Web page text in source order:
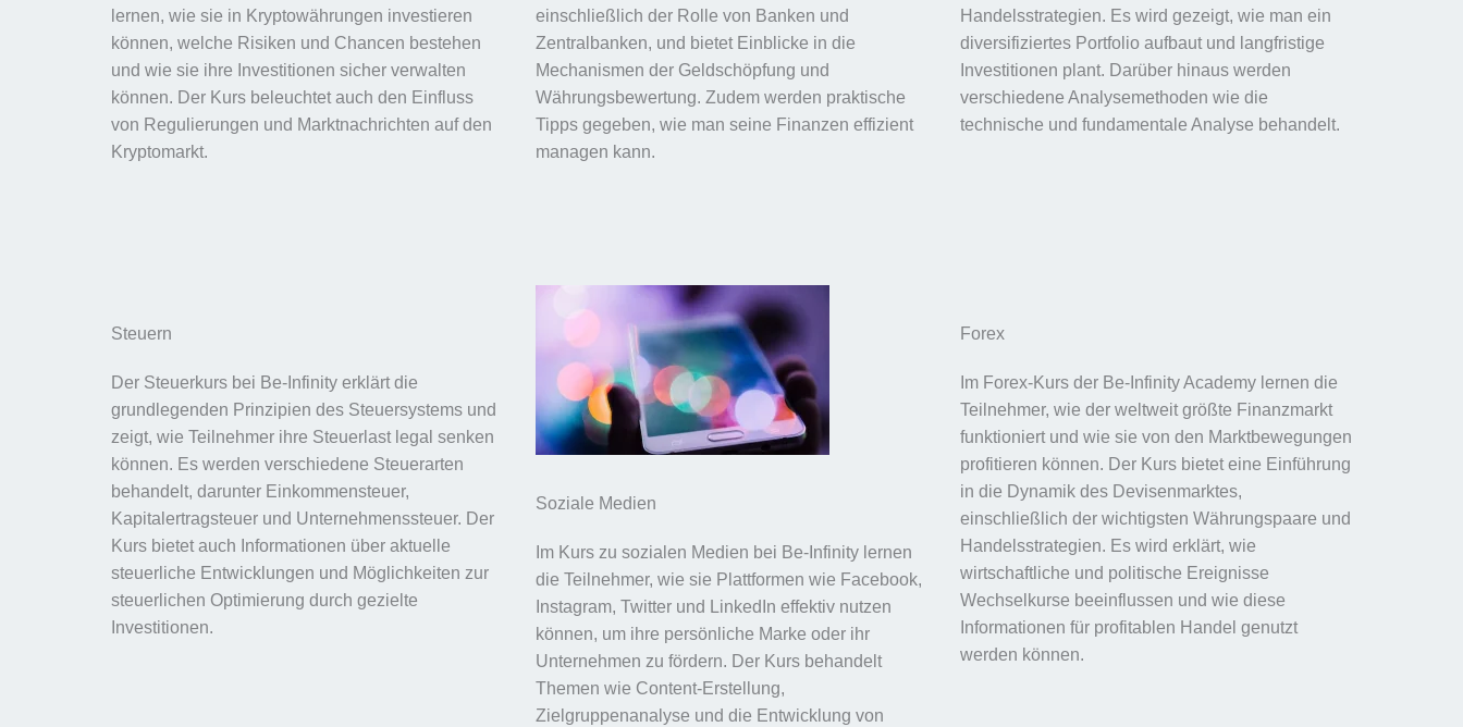
lernen, wie sie in Kryptowährungen investieren
können, welche Risiken und Chancen bestehen
und wie sie ihre Investitionen sicher verwalten
können. Der Kurs beleuchtet auch den Einfluss
von Regulierungen und Marktnachrichten auf den
Kryptomarkt.
einschließlich der Rolle von Banken und
Zentralbanken, und bietet Einblicke in die
Mechanismen der Geldschöpfung und
Währungsbewertung. Zudem werden praktische
Tipps gegeben, wie man seine Finanzen effizient
managen kann.
Handelsstrategien. Es wird gezeigt, wie man ein
diversifiziertes Portfolio aufbaut und langfristige
Investitionen plant. Darüber hinaus werden
verschiedene Analysemethoden wie die
technische und fundamentale Analyse behandelt.
Steuern
Der Steuerkurs bei Be-Infinity erklärt die
grundlegenden Prinzipien des Steuersystems und
zeigt, wie Teilnehmer ihre Steuerlast legal senken
können. Es werden verschiedene Steuerarten
behandelt, darunter Einkommensteuer,
Kapitalertragsteuer und Unternehmenssteuer. Der
Kurs bietet auch Informationen über aktuelle
steuerliche Entwicklungen und Möglichkeiten zur
steuerlichen Optimierung durch gezielte
Investitionen.
Soziale Medien
Im Kurs zu sozialen Medien bei Be-Infinity lernen
die Teilnehmer, wie sie Plattformen wie Facebook,
Instagram, Twitter und LinkedIn effektiv nutzen
können, um ihre persönliche Marke oder ihr
Unternehmen zu fördern. Der Kurs behandelt
Themen wie Content-Erstellung,
Zielgruppenanalyse und die Entwicklung von
Forex
Im Forex-Kurs der Be-Infinity Academy lernen die
Teilnehmer, wie der weltweit größte Finanzmarkt
funktioniert und wie sie von den Marktbewegungen
profitieren können. Der Kurs bietet eine Einführung
in die Dynamik des Devisenmarktes,
einschließlich der wichtigsten Währungspaare und
Handelsstrategien. Es wird erklärt, wie
wirtschaftliche und politische Ereignisse
Wechselkurse beeinflussen und wie diese
Informationen für profitablen Handel genutzt
werden können.